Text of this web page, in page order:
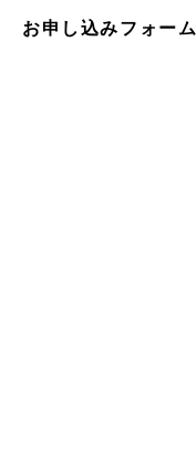
お申し込みフォーム